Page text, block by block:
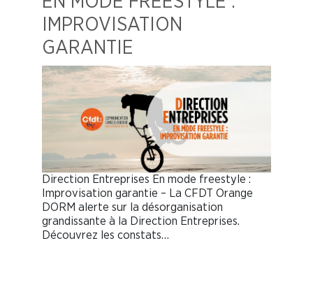
IMPROVISATION
GARANTIE
Direction Entreprises En mode freestyle :
Improvisation garantie – La CFDT Orange
DORM alerte sur la désorganisation
grandissante à la Direction Entreprises.
Découvrez les constats…